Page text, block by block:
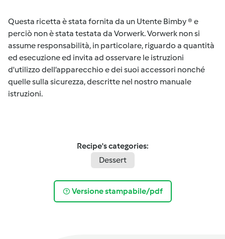
Questa ricetta è stata fornita da un Utente Bimby ® e
perciò non è stata testata da Vorwerk. Vorwerk non si
assume responsabilità, in particolare, riguardo a quantità
ed esecuzione ed invita ad osservare le istruzioni
d'utilizzo dell’apparecchio e dei suoi accessori nonché
quelle sulla sicurezza, descritte nel nostro manuale
istruzioni.
Recipe's categories:
Dessert
Versione stampabile/pdf